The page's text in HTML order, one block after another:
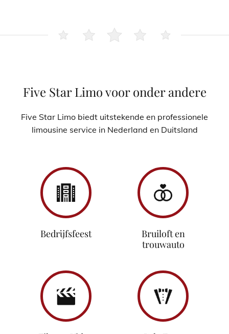
Five Star Limo voor onder andere
Five Star Limo biedt uitstekende en professionele
limousine service in Nederland en Duitsland
Bedrijfsfeest
Bruiloft en
trouwauto